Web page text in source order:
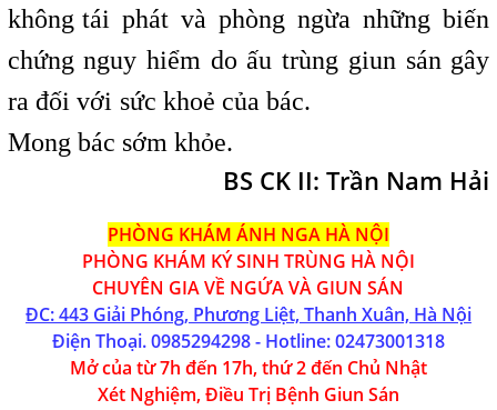
không tái phát và phòng ngừa những biến
chứng nguy hiểm do ấu trùng giun sán gây
ra đối với sức khoẻ của bác.
Mong bác sớm khỏe.
BS CK II: Trần Nam Hải
PHÒNG KHÁM ÁNH NGA HÀ NỘI
PHÒNG KHÁM KÝ SINH TRÙNG HÀ NỘI
CHUYÊN GIA VỀ NGỨA VÀ GIUN SÁN
ĐC: 443 Giải Phóng, Phương Liệt, Thanh Xuân, Hà Nội
Điện Thoại.0985294298- Hotline:02473001318
Mở của từ 7h đến 17h, thứ 2 đến Chủ Nhật
Xét Nghiệm, Điều Trị Bệnh Giun Sán